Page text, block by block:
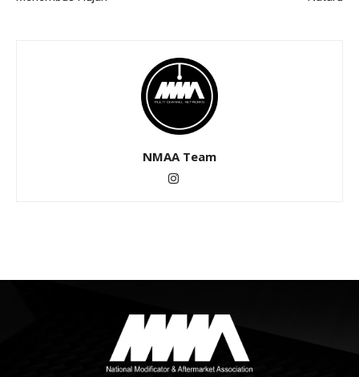
NMAA Team